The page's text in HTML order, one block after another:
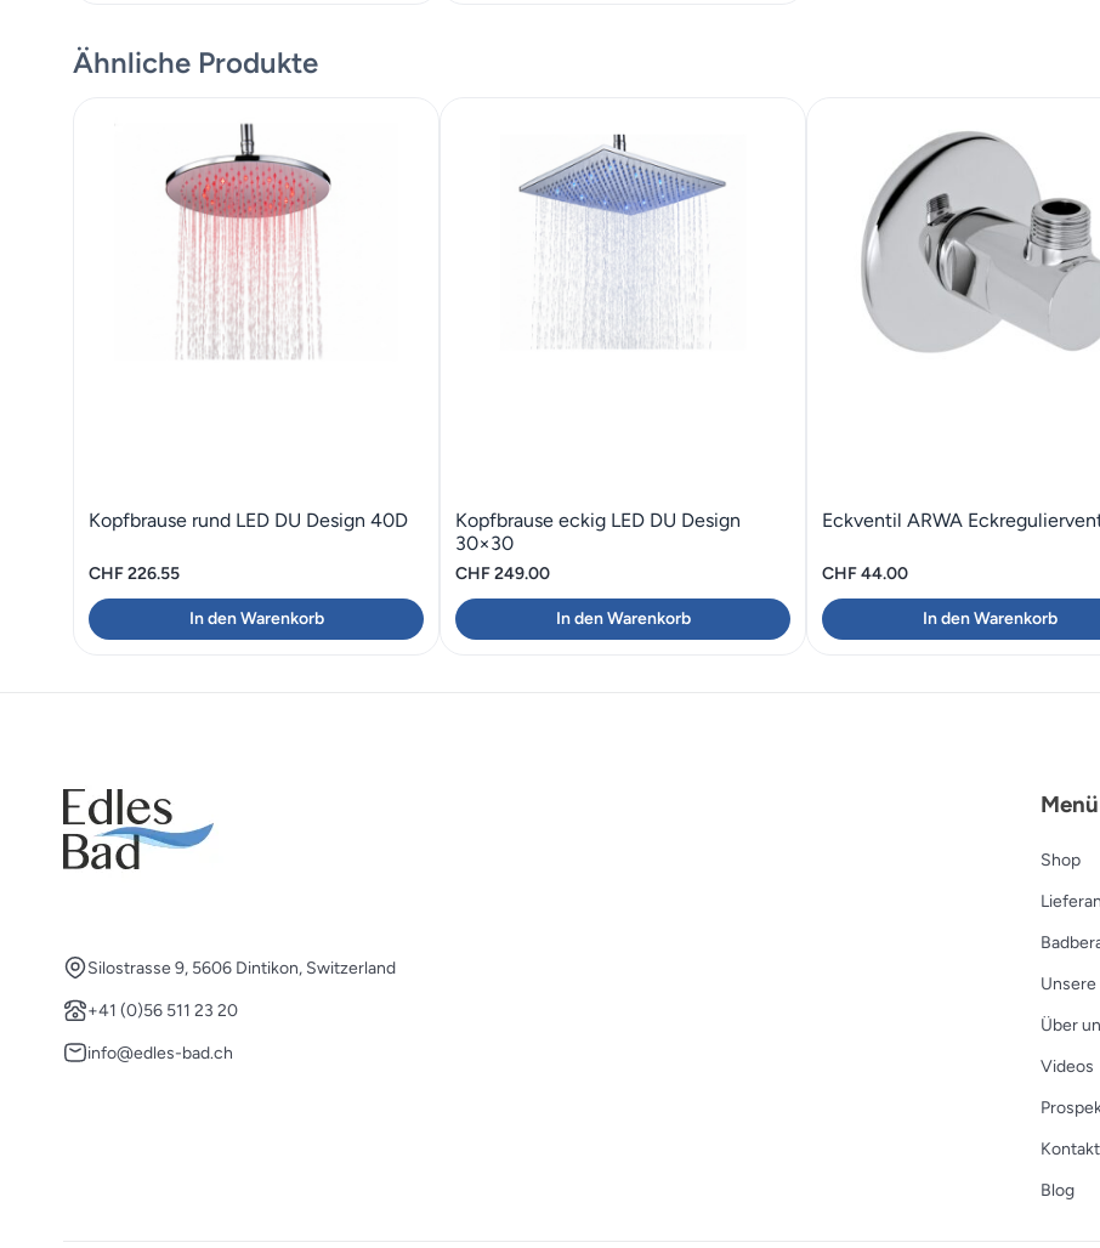
Ähnliche Produkte
Kopfbrause rund LED DU Design 40D
CHF226.55
In den Warenkorb
Kopfbrause eckig LED DU Design
30×30
CHF249.00
In den Warenkorb
Eckventil ARWA
CHF44.00
In den Warenkorb
Silostrasse 9, 5606 Dintikon, Switzerland
+41 (0)56 511 23 20
info@edles-bad.ch
Menü
Shop
Über
Videos
Kontakt
Blog